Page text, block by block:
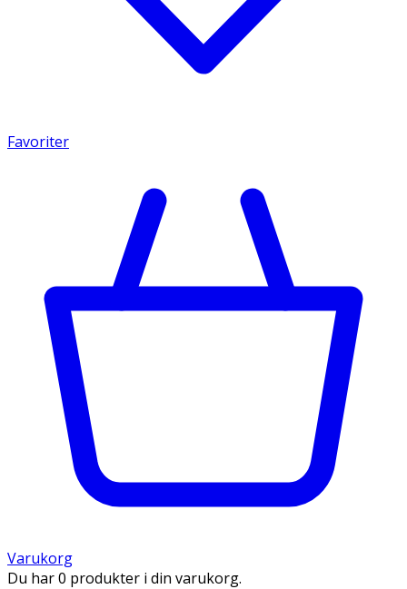
Favoriter
Varukorg
Du har 0 produkter i din varukorg.